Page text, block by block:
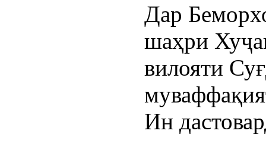
Дар
шаҳри
вилояти
Ин